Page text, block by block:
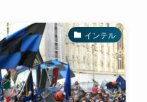
インテル